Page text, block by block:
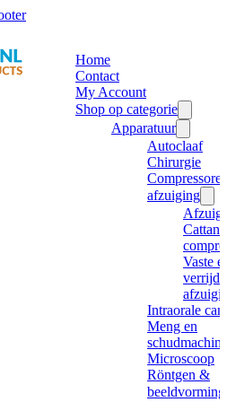
Home
Contact
My Account
Shop op categorie
Apparatuur
Autoclaaf
Chirurgie
afzuiging
Cattani
Vaste
Intraorale
Meng en
Microscoop
Röntgen &
beeldvorming